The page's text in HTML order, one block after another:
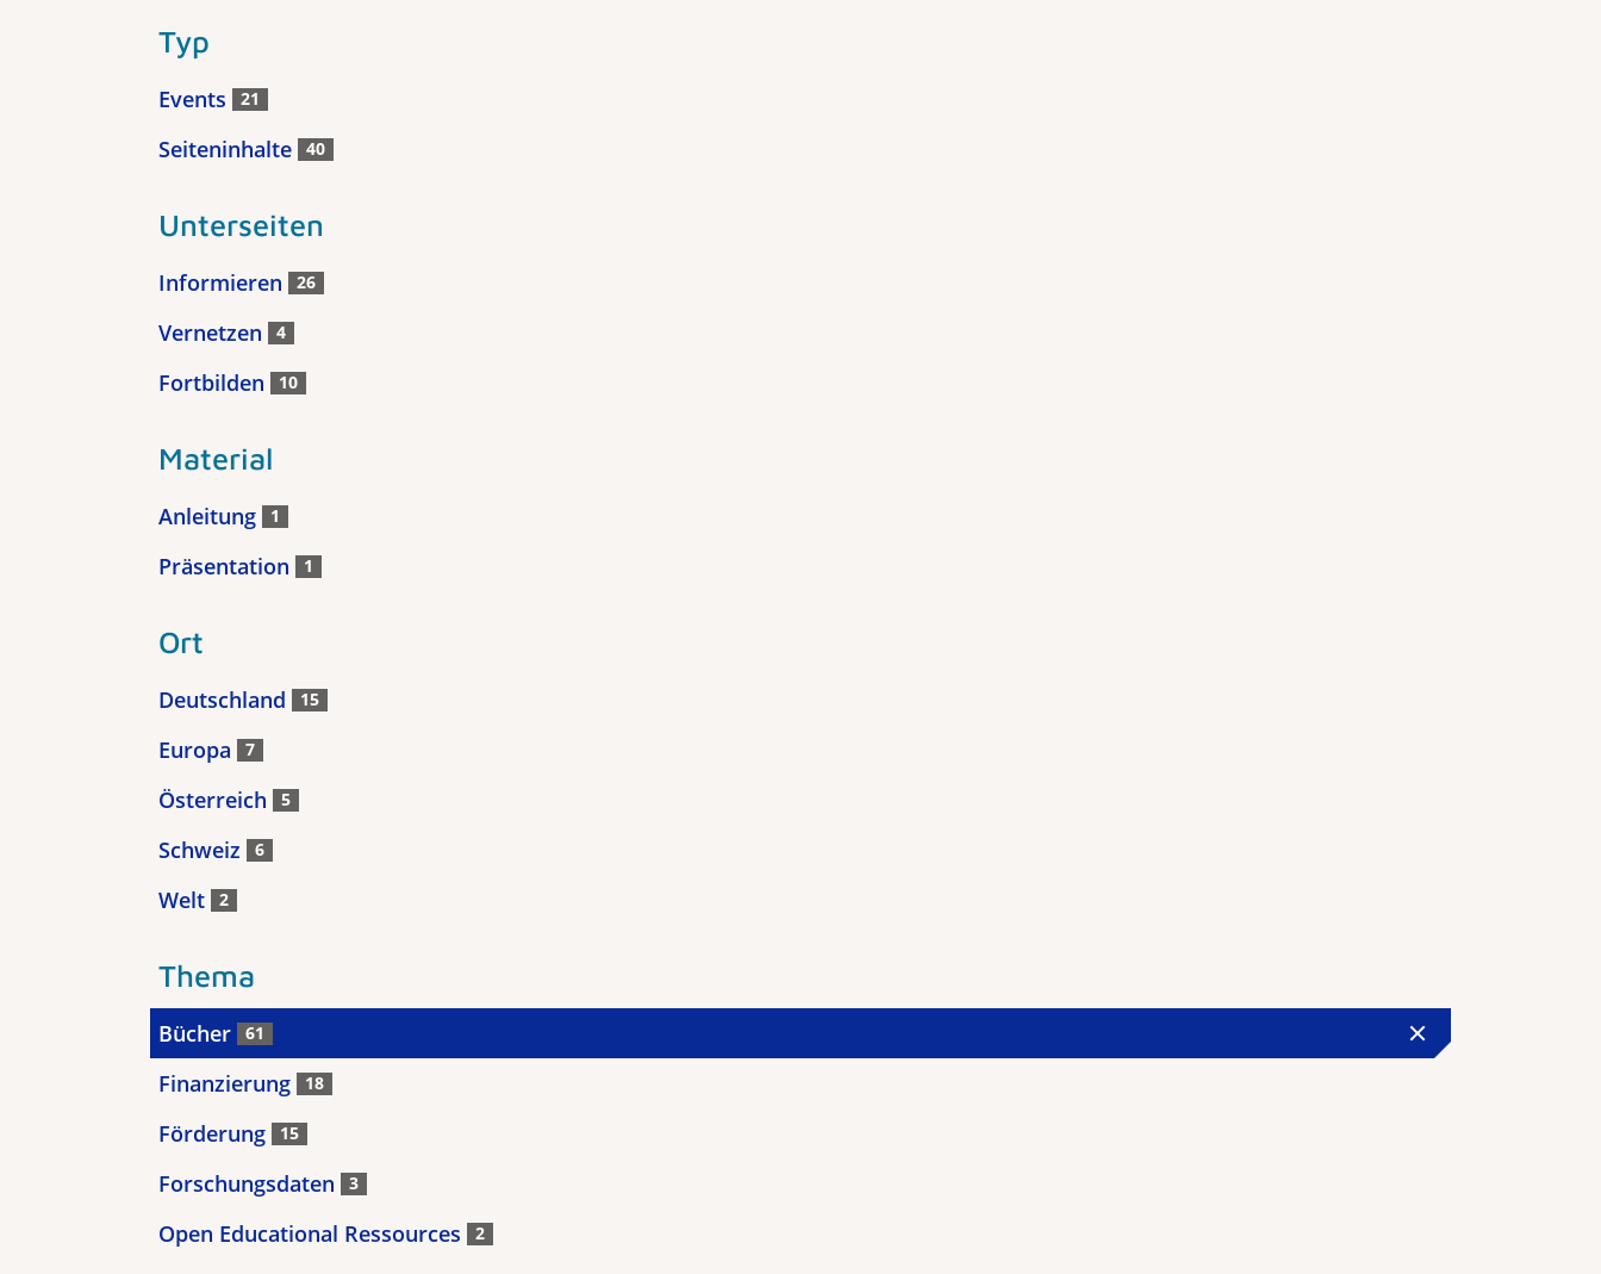
Typ
Events 21
Seiteninhalte 40
Unterseiten
Informieren 26
Vernetzen 4
Fortbilden 10
Material
Anleitung 1
Präsentation 1
Ort
Deutschland 15
Europa 7
Österreich 5
Schweiz 6
Welt 2
Thema
Bücher 61
Finanzierung 18
Förderung 15
Forschungsdaten 3
Open Educational Ressources 2